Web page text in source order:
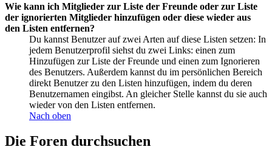
Wie kann ich Mitglieder zur Liste der Freunde oder zur Liste
der ignorierten Mitglieder hinzufügen oder diese wieder aus
den Listen entfernen?
Du kannst Benutzer auf zwei Arten auf diese Listen setzen: In
jedem Benutzerprofil siehst du zwei Links: einen zum
Hinzufügen zur Liste der Freunde und einen zum Ignorieren
des Benutzers. Außerdem kannst du im persönlichen Bereich
direkt Benutzer zu den Listen hinzufügen, indem du deren
Benutzernamen eingibst. An gleicher Stelle kannst du sie auch
wieder von den Listen entfernen.
Nach oben
Die Foren durchsuchen